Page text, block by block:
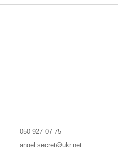
050 927-07-75
angel.secret@ukr.net